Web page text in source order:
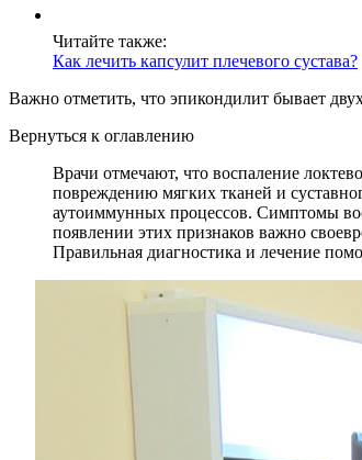
Читайте также:
Как лечить капсулит плечевого сустава?
Важно отметить, что эпикондилит бывает
Вернуться к оглавлению
Врачи отмечают, что воспаление
повреждению мягких тканей и
аутоиммунных процессов. Симптомы
появлении этих признаков важно
Правильная диагностика и лечение